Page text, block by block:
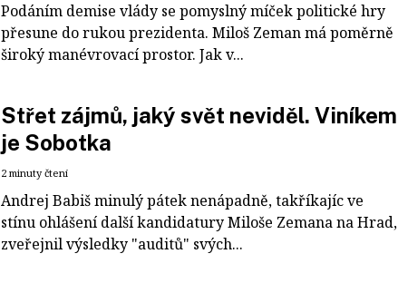
Podáním demise vlády se pomyslný míček politické hry
přesune do rukou prezidenta. Miloš Zeman má poměrně
široký manévrovací prostor. Jak v...
Střet zájmů, jaký svět neviděl. Viníkem
je Sobotka
2 minuty čtení
Andrej Babiš minulý pátek nenápadně, takříkajíc ve
stínu ohlášení další kandidatury Miloše Zemana na Hrad,
zveřejnil výsledky "auditů" svých...